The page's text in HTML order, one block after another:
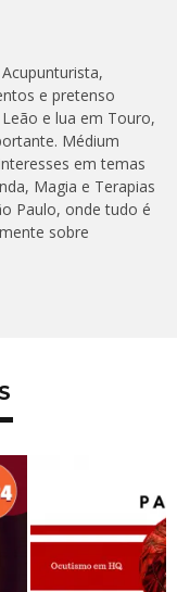
e pretenso
e lua em Touro,
Médium
em temas
Magia e Terapias
Paulo, onde tudo é
sobre